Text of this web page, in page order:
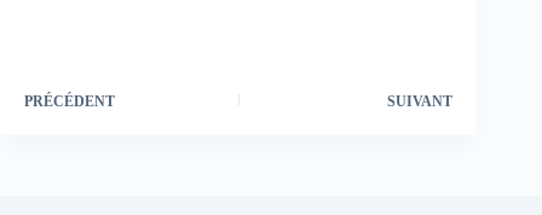
PRÉCÉDENT SUIVANT